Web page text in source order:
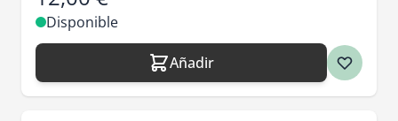
Disponible
Añadir